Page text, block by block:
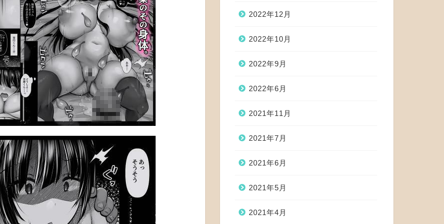
2022年12月
2022年10月
2022年9月
2022年6月
2021年11月
2021年7月
2021年6月
2021年5月
2021年4月